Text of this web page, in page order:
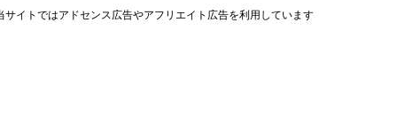
サイトではアドセンス広告やアフリエイト広告を利用しています